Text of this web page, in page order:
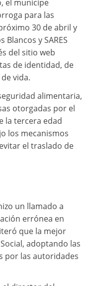
el munícipe
para las
30 de abril y
y SARES
del sitio web
de identidad, de
vida.
alimentaria,
otorgadas por el
la tercera edad
los mecanismos
el traslado de
un llamado a
errónea en
que la mejor
adoptando las
por las autoridades